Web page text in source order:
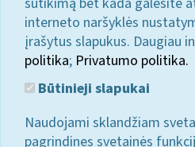
interneto naršyklės
įrašytus slapukus. Daugiau
politika; Privatumo politika.
Būtinieji slapukai
Naudojami sklandžiam
pagrindines svetainės